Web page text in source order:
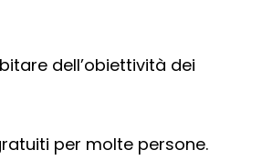
dell’obiettività dei
per molte persone.